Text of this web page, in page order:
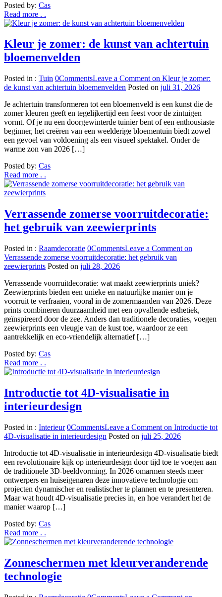
Posted by: Cas
Read more . .
Kleur je zomer: de kunst van achtertuin
bloemenvelden
Posted in : Tuin 0CommentsLeave a Comment on Kleur je zomer:
de kunst van achtertuin bloemenvelden Posted on juli 31, 2026
Je achtertuin transformeren tot een bloemenveld is een kunst die de
zomer kleuren geeft en tegelijkertijd een feest voor de zintuigen
vormt. Of je nu een doorgewinterde tuinier bent of een enthousiaste
beginner, het creëren van een weelderige bloementuin biedt zowel
een gevoel van voldoening als een visueel spektakel. Onder de
warme zon van 2026 […]
Posted by: Cas
Read more . .
Verrassende zomerse voorruitdecoratie:
het gebruik van zeewierprints
Posted in : Raamdecoratie 0CommentsLeave a Comment on
Verrassende zomerse voorruitdecoratie: het gebruik van
zeewierprints Posted on juli 28, 2026
Verrassende voorruitdecoratie: wat maakt zeewierprints uniek?
Zeewierprints bieden een unieke en natuurlijke manier om je
voorruit te verfraaien, vooral in de zomermaanden van 2026. Deze
prints combineren duurzaamheid met een opvallende esthetiek,
geïnspireerd door de zee. Anders dan traditionele decoraties, voegen
zeewierprints een vleugje van de kust toe, waardoor ze een
aantrekkelijk en eco-vriendelijk alternatief […]
Posted by: Cas
Read more . .
Introductie tot 4D-visualisatie in
interieurdesign
Posted in : Interieur 0CommentsLeave a Comment on Introductie tot
4D-visualisatie in interieurdesign Posted on juli 25, 2026
Introductie tot 4D-visualisatie in interieurdesign 4D-visualisatie biedt
een revolutionaire kijk op interieurdesign door tijd toe te voegen aan
de traditionele 3D-beeldvorming. In 2026 omarmen steeds meer
ontwerpers en huiseigenaren deze innovatieve technologie om
projecten dynamischer en realistischer te plannen en te presenteren.
Maar wat houdt 4D-visualisatie precies in, en hoe verandert het de
manier waarop […]
Posted by: Cas
Read more . .
Zonneschermen met kleurveranderende
technologie